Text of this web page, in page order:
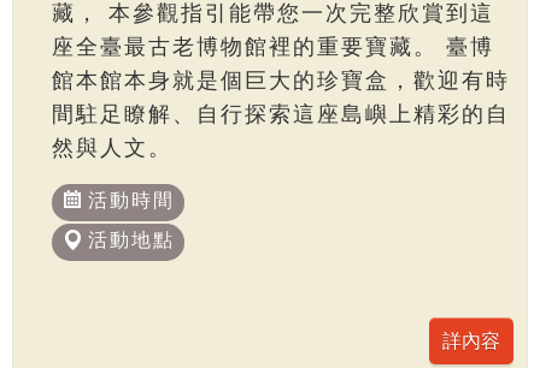
藏， 本參觀指引能帶您一次完整欣賞到這
座全臺最古老博物館裡的重要寶藏。 臺博
館本館本身就是個巨大的珍寶盒，歡迎有時
間駐足瞭解、自行探索這座島嶼上精彩的自
然與人文。
活動時間
活動地點